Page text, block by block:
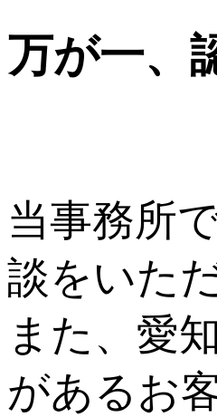
万が一、
当事務所
談をいた
また、愛
があるお